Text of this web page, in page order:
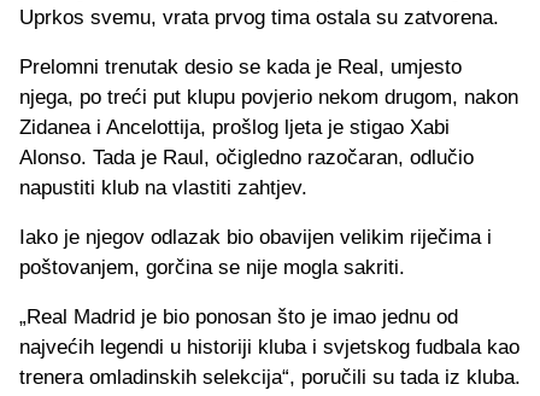
Uprkos svemu, vrata prvog tima ostala su zatvorena.
Prelomni trenutak desio se kada je Real, umjesto
njega, po treći put klupu povjerio nekom drugom, nakon
Zidanea i Ancelottija, prošlog ljeta je stigao Xabi
Alonso. Tada je Raul, očigledno razočaran, odlučio
napustiti klub na vlastiti zahtjev.
Iako je njegov odlazak bio obavijen velikim riječima i
poštovanjem, gorčina se nije mogla sakriti.
„Real Madrid je bio ponosan što je imao jednu od
najvećih legendi u historiji kluba i svjetskog fudbala kao
trenera omladinskih selekcija“, poručili su tada iz kluba.